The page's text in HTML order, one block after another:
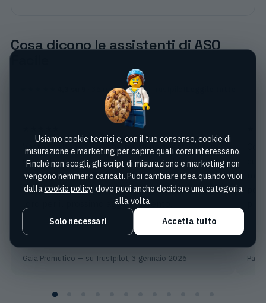
Cosa dicono le assistenti di ASO
Facile
recensioni su Trustpilot
Vasta scelta di corsi che mi ha permesso di fare
una selezione colmando le lacune che avevo su
alcune branche. Tutto spiegato molto bene e
facile da seguire. Mi rivolgerò sicuramente a
loro per il prossimo aggiornamento.
Gaia Promutico — su Trustpilot, 3 gennaio 2026
Usiamo cookie tecnici e, con il tuo consenso, cookie di
misurazione e marketing per capire quali corsi interessano.
Finché non scegli, gli script di misurazione e marketing non
vengono nemmeno caricati. Puoi cambiare idea quando vuoi
dalla cookie policy, dove puoi anche decidere una categoria
alla volta.
Solo necessari
Accetta tutto